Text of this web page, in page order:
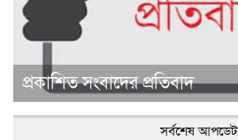
প্রকাশিত সংবাদের প্রতিবাদ
সর্বশেষ আপডেট